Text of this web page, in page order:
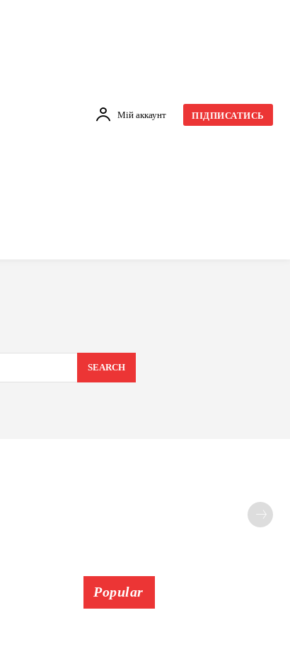
Мій аккаунт ПІДПИСАТИСЬ
SEARCH
Popular